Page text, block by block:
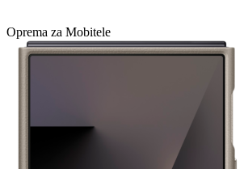
Oprema za Mobitele